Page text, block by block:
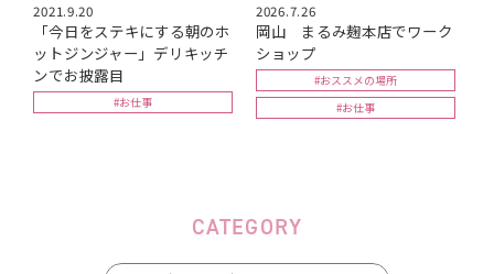
2021.9.20
「今日をステキにする朝のホ
ットジンジャー」デリキッチ
ンでお披露目
#お仕事
2026.7.26
岡山 まるみ麹本店でワーク
ショップ
#おススメの場所
#お仕事
CATEGORY